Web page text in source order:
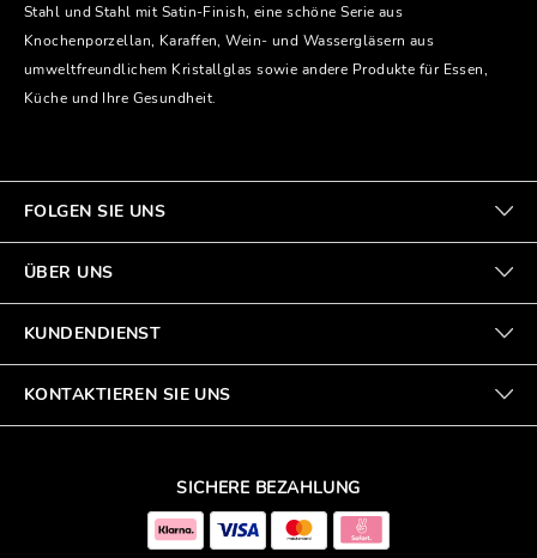
Stahl und Stahl mit Satin-Finish, eine schöne Serie aus
Knochenporzellan, Karaffen, Wein- und Wassergläsern aus
umweltfreundlichem Kristallglas sowie andere Produkte für Essen,
Küche und Ihre Gesundheit.
FOLGEN SIE UNS
ÜBER UNS
KUNDENDIENST
KONTAKTIEREN SIE UNS
SICHERE BEZAHLUNG